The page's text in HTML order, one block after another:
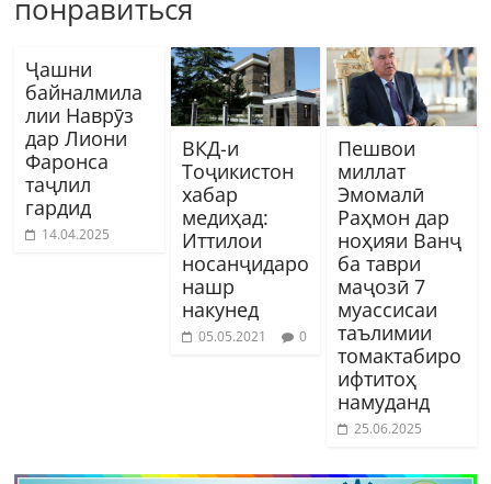
понравиться
Ҷашни
байналмила
лии Наврӯз
дар Лиони
Фаронса
таҷлил
гардид
14.04.2025
ВКД-и
Тоҷикистон
хабар
медиҳад:
Иттилои
носанҷидаро
нашр
накунед
05.05.2021 0
Пешвои
миллат
Эмомалӣ
Раҳмон дар
ноҳияи Ванҷ
ба таври
маҷозӣ 7
муассисаи
таълимии
томактабиро
ифтитоҳ
намуданд
25.06.2025